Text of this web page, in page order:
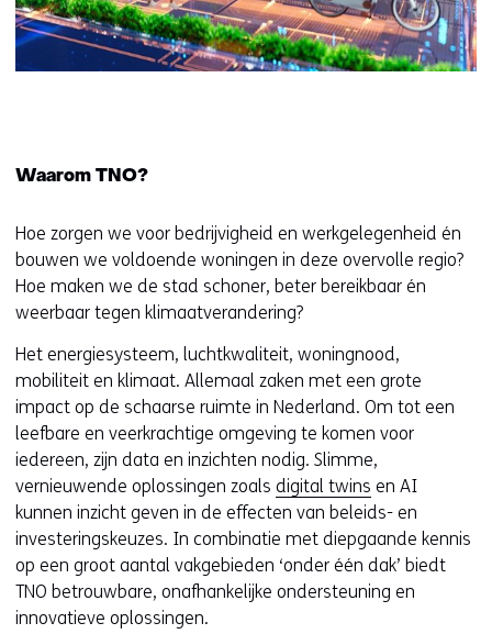
Waarom TNO?
Hoe zorgen we voor bedrijvigheid en werkgelegenheid én
bouwen we voldoende woningen in deze overvolle regio?
Hoe maken we de stad schoner, beter bereikbaar én
weerbaar tegen klimaatverandering?
Het energiesysteem, luchtkwaliteit, woningnood,
mobiliteit en klimaat. Allemaal zaken met een grote
impact op de schaarse ruimte in Nederland. Om tot een
leefbare en veerkrachtige omgeving te komen voor
iedereen, zijn data en inzichten nodig. Slimme,
vernieuwende oplossingen zoals digital twins en AI
kunnen inzicht geven in de effecten van beleids- en
investeringskeuzes. In combinatie met diepgaande kennis
op een groot aantal vakgebieden ‘onder één dak’ biedt
TNO betrouwbare, onafhankelijke ondersteuning en
innovatieve oplossingen.